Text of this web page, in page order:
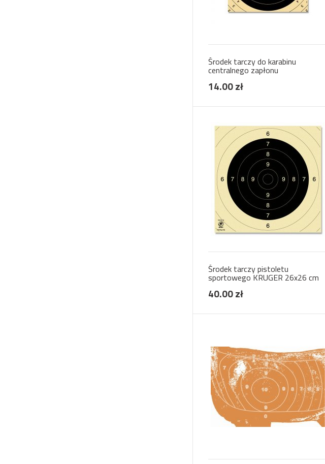
Środek tarczy do karabinu
centralnego zapłonu
14.00 zł
Środek tarczy pistoletu
sportowego KRUGER 26x26 cm
40.00 zł